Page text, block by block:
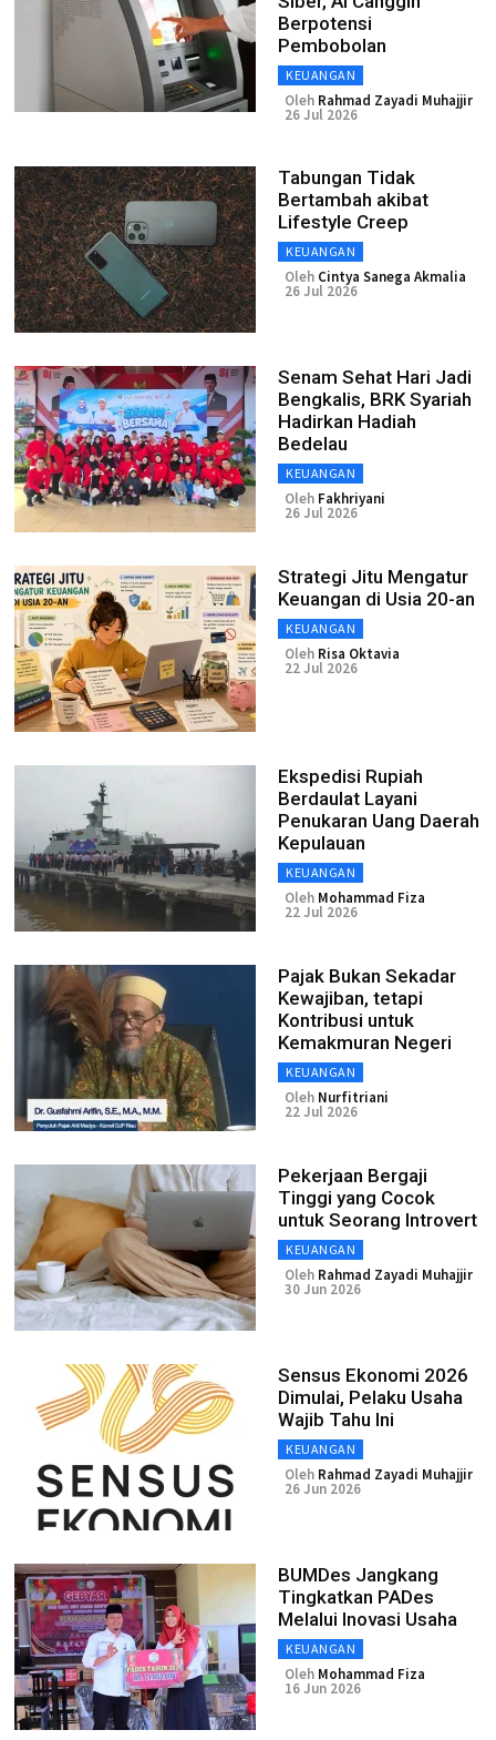
Berpotensi
Pembobolan
KEUANGAN
Oleh Rahmad Zayadi Muhajjir
26 Jul 2026
Tabungan Tidak
Bertambah akibat
Lifestyle Creep
KEUANGAN
Oleh Cintya Sanega Akmalia
26 Jul 2026
Senam Sehat Hari Jadi
Bengkalis, BRK Syariah
Hadirkan Hadiah
Bedelau
KEUANGAN
Oleh Fakhriyani
26 Jul 2026
Strategi Jitu Mengatur
Keuangan di Usia 20-an
KEUANGAN
Oleh Risa Oktavia
22 Jul 2026
Ekspedisi Rupiah
Berdaulat Layani
Penukaran Uang Daerah
Kepulauan
KEUANGAN
Oleh Mohammad Fiza
22 Jul 2026
Pajak Bukan Sekadar
Kewajiban, tetapi
Kontribusi untuk
Kemakmuran Negeri
KEUANGAN
Oleh Nurfitriani
22 Jul 2026
Pekerjaan Bergaji
Tinggi yang Cocok
untuk Seorang Introvert
KEUANGAN
Oleh Rahmad Zayadi Muhajjir
30 Jun 2026
Sensus Ekonomi 2026
Dimulai, Pelaku Usaha
Wajib Tahu Ini
KEUANGAN
Oleh Rahmad Zayadi Muhajjir
26 Jun 2026
BUMDes Jangkang
Tingkatkan PADes
Melalui Inovasi Usaha
KEUANGAN
Oleh Mohammad Fiza
16 Jun 2026